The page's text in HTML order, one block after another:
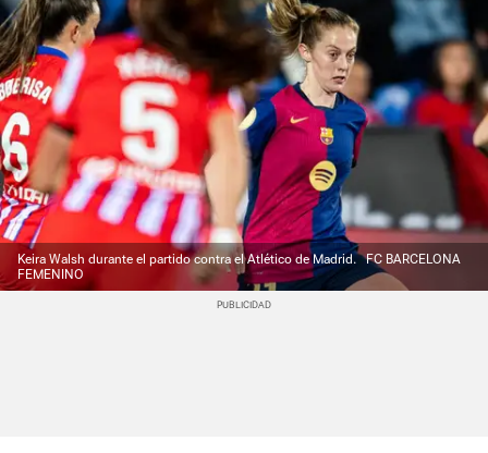
Keira Walsh durante el partido contra el Atlético de Madrid. FC BARCELONA
FEMENINO